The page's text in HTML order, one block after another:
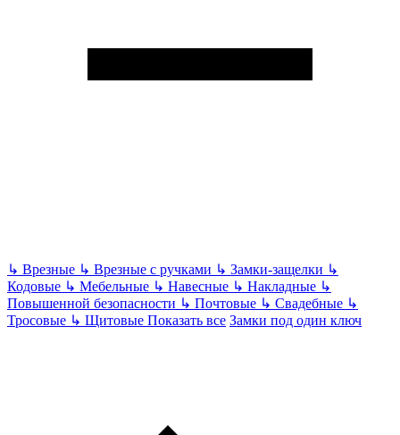
↳ Врезные ↳ Врезные с ручками ↳ Замки-защелки ↳
Кодовые ↳ Мебельные ↳ Навесные ↳ Накладные ↳
Повышенной безопасности ↳ Почтовые ↳ Свадебные ↳
Тросовые ↳ Щитовые Показать все Замки под один ключ